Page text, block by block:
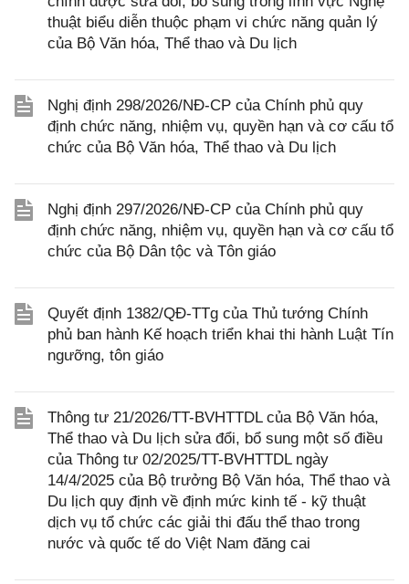
thuật biểu diễn thuộc phạm vi chức năng quản lý
của Bộ Văn hóa, Thể thao và Du lịch
Nghị định 298/2026/NĐ-CP của Chính phủ quy
định chức năng, nhiệm vụ, quyền hạn và cơ cấu tổ
chức của Bộ Văn hóa, Thể thao và Du lịch
Nghị định 297/2026/NĐ-CP của Chính phủ quy
định chức năng, nhiệm vụ, quyền hạn và cơ cấu tổ
chức của Bộ Dân tộc và Tôn giáo
Quyết định 1382/QĐ-TTg của Thủ tướng Chính
phủ ban hành Kế hoạch triển khai thi hành Luật Tín
ngưỡng, tôn giáo
Thông tư 21/2026/TT-BVHTTDL của Bộ Văn hóa,
Thể thao và Du lịch sửa đổi, bổ sung một số điều
của Thông tư 02/2025/TT-BVHTTDL ngày
14/4/2025 của Bộ trưởng Bộ Văn hóa, Thể thao và
Du lịch quy định về định mức kinh tế - kỹ thuật
dịch vụ tổ chức các giải thi đấu thể thao trong
nước và quốc tế do Việt Nam đăng cai